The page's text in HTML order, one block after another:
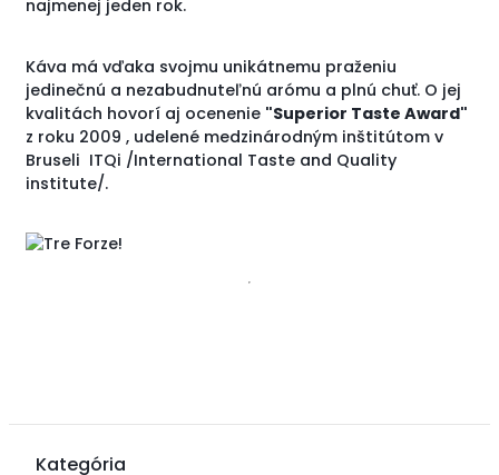
najmenej jeden rok.
Káva má vďaka svojmu unikátnemu praženiu
jedinečnú a nezabudnuteľnú arómu a plnú chuť. O jej
kvalitách hovorí aj ocenenie "Superior Taste Award"
z roku 2009 , udelené medzinárodným inštitútom v
Bruseli ITQi /International Taste and Quality
institute/.
Kategória